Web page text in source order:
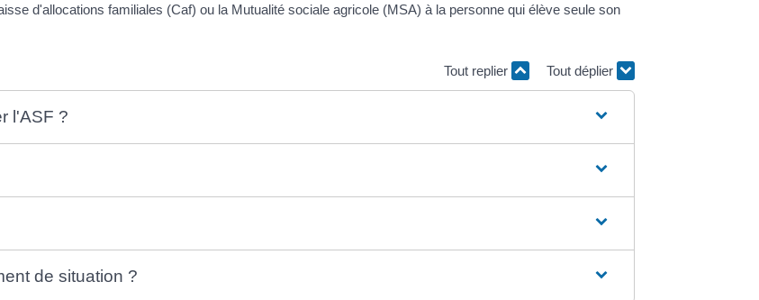
d'allocations familiales (Caf) ou la Mutualité sociale agricole (MSA) à la personne qui élève seule son
Tout replier Tout déplier
l'ASF ?
de situation ?